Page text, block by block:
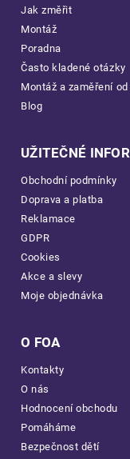
Jak změřit
Montáž
Poradna
Často kladené otázky
Montáž a zaměření od
Blog
UŽITEČNÉ
Obchodní podmínky
Doprava a platba
Reklamace
GDPR
Cookies
Akce a slevy
Moje objednávka
O FOA
Kontakty
O nás
Hodnocení obchodu
Pomáháme
Bezpečnost dětí